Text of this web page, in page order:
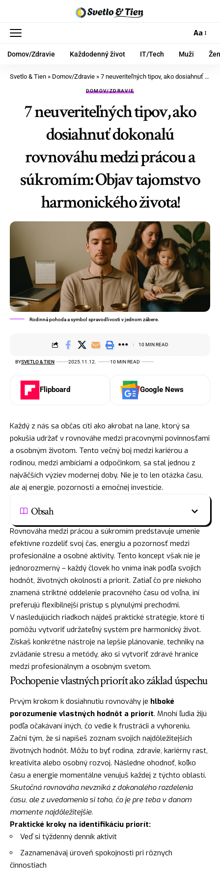
Aa
Domov/Zdravie Každodenný život IT/Tech Muži
Svetlo & Tien » Domov/Zdravie » 7 neuveriteľných tipov, ako dosiahnuť dokonalú rovnováhu medzi prácou a súkromím: Objav tajomstvo harmonického života!
DOMOV/ZDRAVIE
7 neuveriteľných tipov, ako
dosiahnuť dokonalú
rovnováhu medzi prácou a
súkromím: Objav tajomstvo
harmonického života!
Rodinná pohoda a symbol spravodlivosti v jednom zábere.
BYSVETLO & TIEN 2025.11.12. 10 MIN READ
10 MIN READ
Flipboard Google News
Každý z nás sa občas cíti ako akrobat na lane, ktorý sa
pokušia udržať v rovnováhe medzi pracovnými povinnosťami
a osobným životom. Tento večný boj medzi kariérou a
rodinou, medzi ambíciami a odpočinkom, sa stal jednou z
najväčších výziev modernej doby. Nie je to len otázka času,
ale aj energie, pozornosti a emočnej investície.
Obsah
Rovnováha medzi prácou a súkromím predstavuje umenie
efektívne rozdeliť svoj čas, energiu a pozornosť medzi
profesionálne a osobné aktivity. Tento koncept však nie je
jednorozmerný – každý človek ho vníma inak podľa svojich
hodnôt, životných okolností a priorít. Zatiaľ čo pre niekoho
znamená striktné oddelenie pracovného času od voľna, iní
preferujú flexibilnejší prístup s plynulými prechodmi.
V nasledujúcich riadkoch nájdeš praktické stratégie, ktoré ti
pomôžu vytvoriť udržateľný systém pre harmonický život.
Získaš konkrétne nástroje na lepšie plánovanie, techniky na
zvládanie stresu a metódy, ako si vytvoriť zdravé hranice
medzi profesionálnym a osobným svetom.
Pochopenie vlastných priorít ako základ úspechu
Prvým krokom k dosiahnutiu rovnováhy je hlboké
porozumenie vlastných hodnôt a priorít. Mnohí ľudia žijú
podľa očakávaní iných, čo vedie k frustrácii a vyhoreniu.
Začni tým, že si napíšeš zoznam svojich najdôležitejších
životných hodnôt. Môžu to byť rodina, zdravie, kariérny rast,
kreativita alebo osobný rozvoj. Následne ohodnoť, koľko
času a energie momentálne venujuš každej z týchto oblastí.
Skutočná rovnováha nevzniká z dokonalého rozdelenia
času, ale z uvedomenia si toho, čo je pre teba v danom
momente najdôležitejšie.
Praktické kroky na identifikáciu priorít:
Veď si týždenný denník aktivít
Zaznamenávaj úroveň spokojnosti pri rôznych
činnostiach